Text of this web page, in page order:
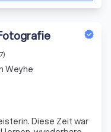
Diese Zeit war
Weyhe